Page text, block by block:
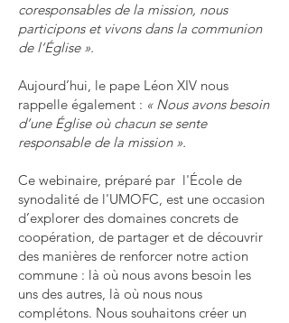
coresponsables de la mission, nous
participons et vivons dans la communion
de l’Église ».
Aujourd’hui, le pape Léon XIV nous
rappelle également : « Nous avons besoin
d’une Église où chacun se sente
responsable de la mission ».
Ce webinaire, préparé par l'École de
synodalité de l'UMOFC, est une occasion
d’explorer des domaines concrets de
coopération, de partager et de découvrir
des manières de renforcer notre action
commune : là où nous avons besoin les
uns des autres, là où nous nous
complétons. Nous souhaitons créer un